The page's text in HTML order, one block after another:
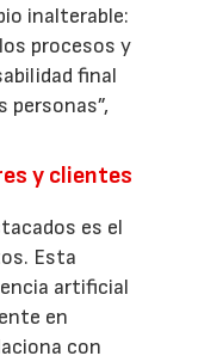
inalterable:
procesos y
final
personas”,
y clientes
es el
Esta
artificial
en
con